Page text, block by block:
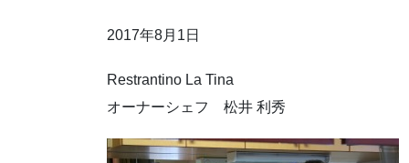
2017年8月1日
Restrantino La Tina
オーナーシェフ 松井 利秀